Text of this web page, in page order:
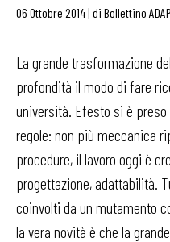
06 Ottobre 2014| di Bollettino
La grande trasformazione
profondità il modo di fare
università. Efesto si è
regole: non più meccanica
procedure, il lavoro oggi è
progettazione, adattabilità.
coinvolti da un mutamento
la vera novità è che la